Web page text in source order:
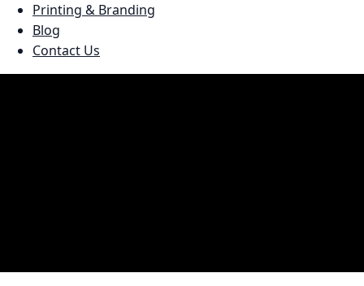
Printing & Branding
Blog
Contact Us